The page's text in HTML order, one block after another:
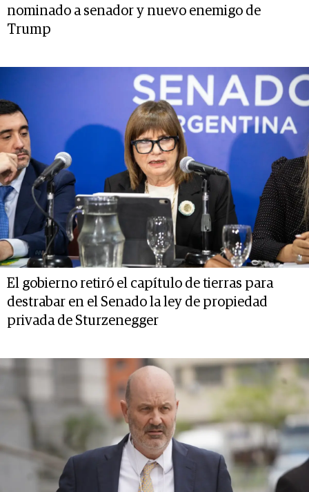
nominado a senador y nuevo enemigo de
Trump
El gobierno retiró el capítulo de tierras para
destrabar en el Senado la ley de propiedad
privada de Sturzenegger